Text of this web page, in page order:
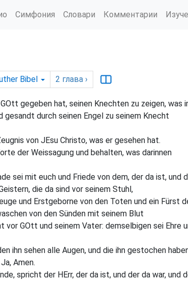
Симфония Словари Комментарии
Bibel 2 глава ›
gegeben hat, seinen Knechten zu zeigen, was
durch seinen Engel zu seinem Knecht
von JEsu Christo, was er gesehen hat.
der Weissagung und behalten, was darinnen
sei mit euch und Friede von dem, der da ist, und
die da sind vor seinem Stuhl,
und Erstgeborne von den Toten und ein Fürst
von den Sünden mit seinem Blut
vor GOtt und seinem Vater: demselbigen sei Ehre
ihn sehen alle Augen, und die ihn gestochen
Amen.
spricht der HErr, der da ist, und der da war, und